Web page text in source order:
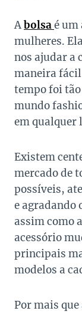
Abolsaé um
mulheres.
nos ajudar a
maneira
tempo foi
mundo
em qualquer
Existem
mercado de
possíveis,
e agradando
assim como
acessório
principais
modelos a
Por mais